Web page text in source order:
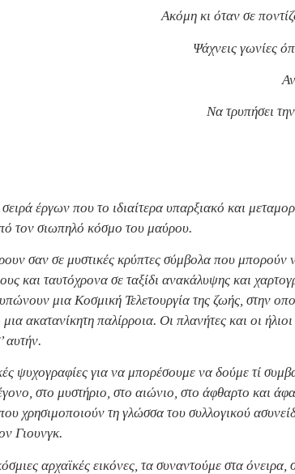
Ακόμη κι όταν σε
Ψάχνεις γωνίες
Να τρυπήσει
σειρά έργων που το ιδιαίτερα υπαρξιακό και
τον σιωπηλό κόσμο του μαύρου.
σαν σε μυστικές κρύπτες σύμβολα που μπορούν
και ταυτόχρονα σε ταξίδι ανακάλυψης και
μια Κοσμική Τελετουργία της ζωής, στην
ακατανίκητη παλίρροια. Οι πλανήτες και οι
αυτήν.
ψυχογραφίες για να μπορέσουμε να δούμε τί
στο μυστήριο, στο αιώνιο, στο άφθαρτο και
χρησιμοποιούν τη γλώσσα του συλλογικού
Γιουνγκ.
αρχαϊκές εικόνες, τα συναντούμε στα